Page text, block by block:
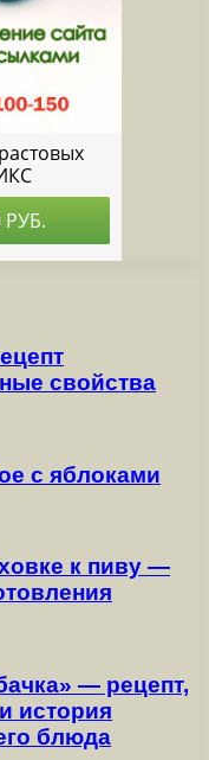
свойства
с яблоками
к пиву —
— рецепт,
история
блюда